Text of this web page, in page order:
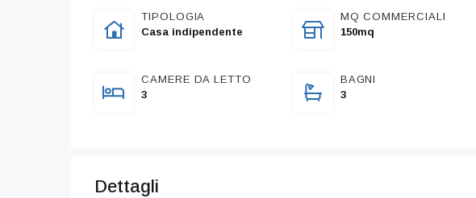
TIPOLOGIA
Casa indipendente
MQ COMMERCIALI
150mq
CAMERE DA LETTO
3
BAGNI
3
Dettagli